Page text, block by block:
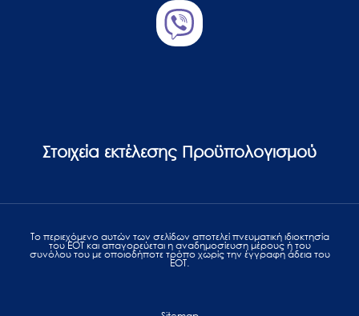
Στοιχεία εκτέλεσης Προϋπολογισμού
Το περιεχόμενο αυτών των σελίδων αποτελεί πvευματική ιδιοκτησία
του ΕΟΤ και απαγορεύεται η αναδημοσίευση μέρους ή του
συνόλου του με οποιοδήποτε τρόπο χωρίς την έγγραφη άδεια του
ΕΟΤ.